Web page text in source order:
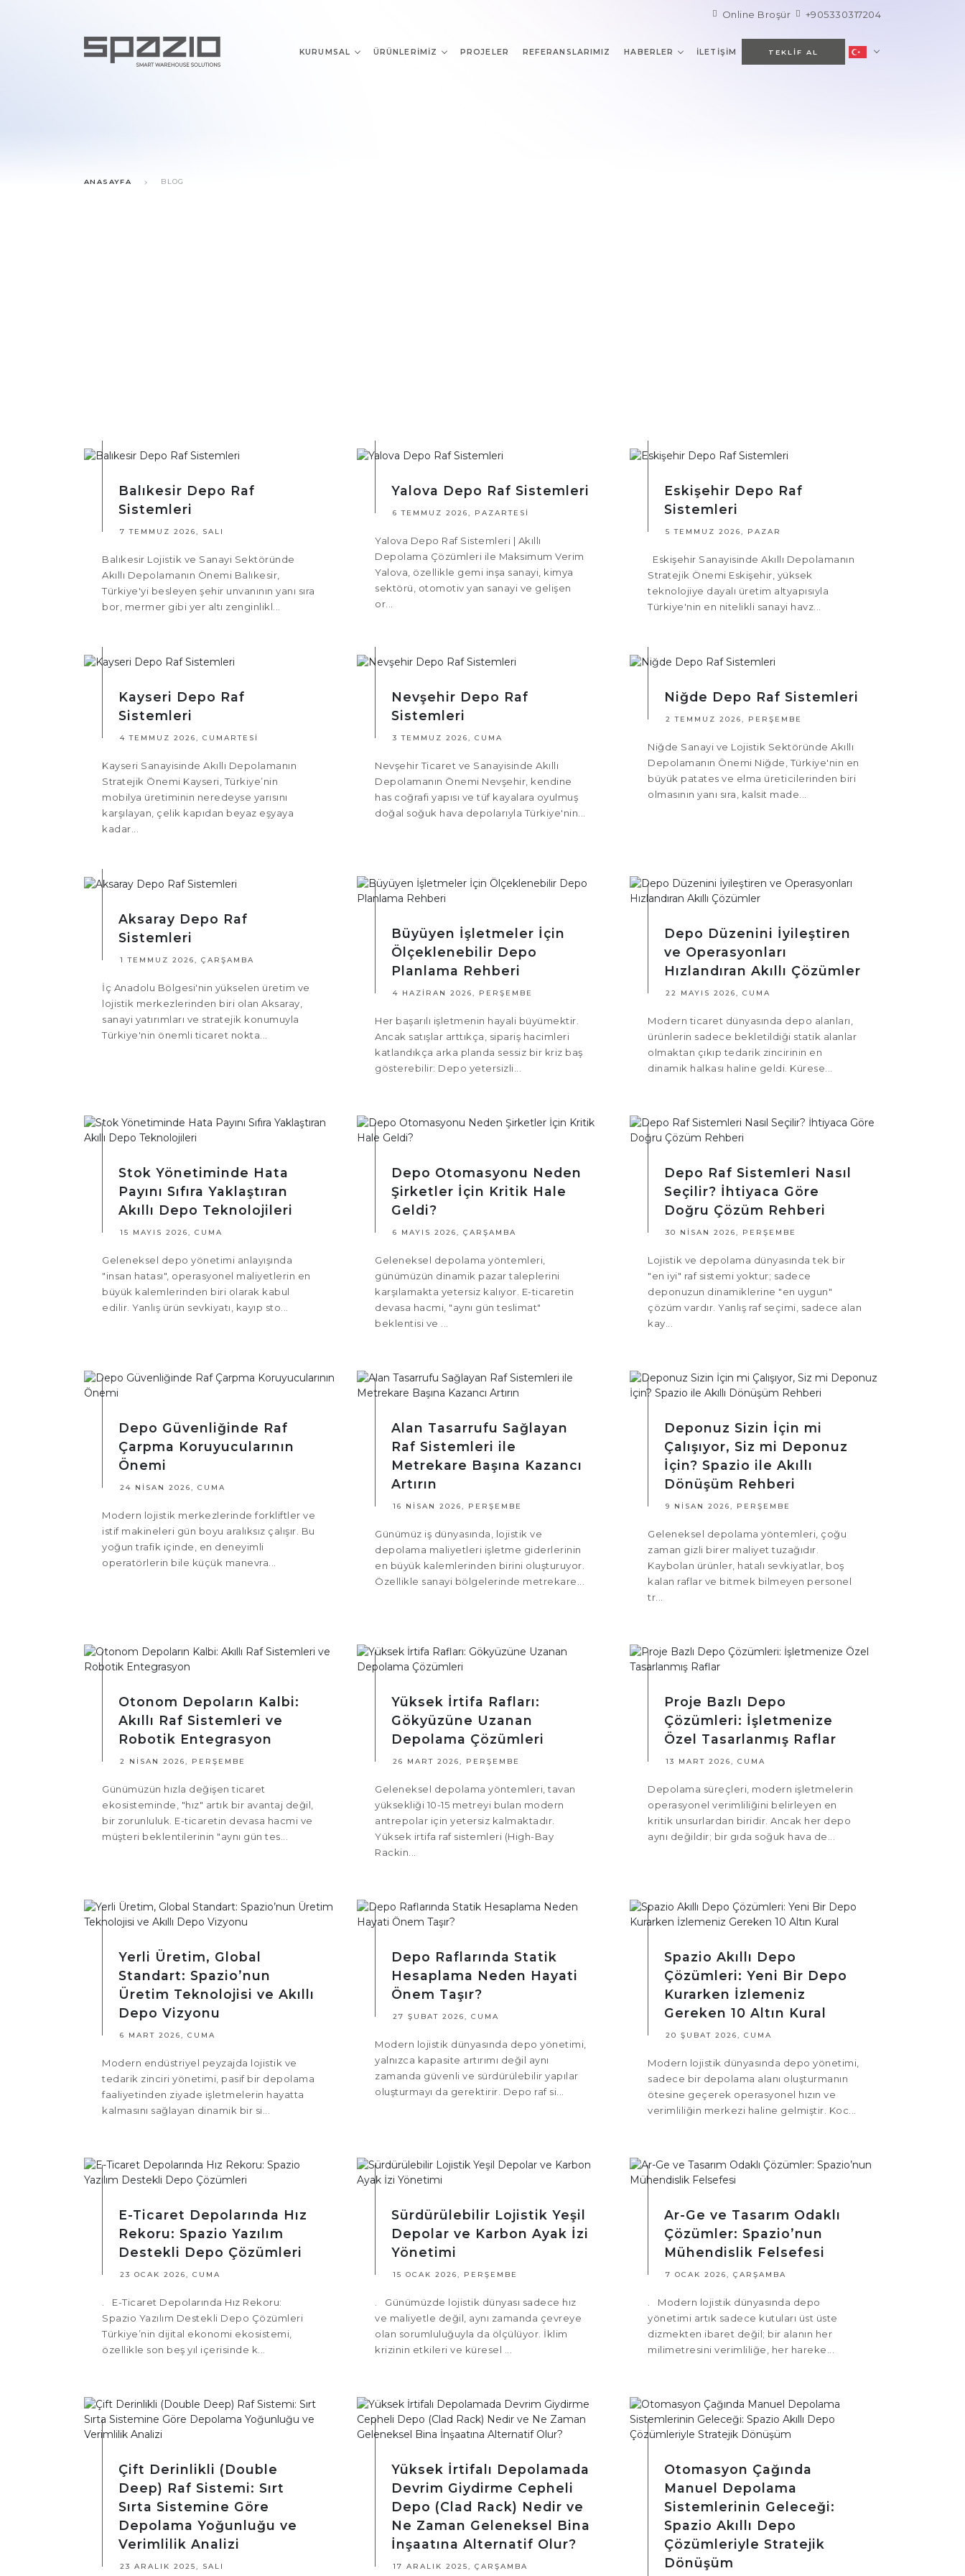
Online Broşür +905330317204
KURUMSAL ÜRÜNLERIMIZ PROJELER REFERANSLARIMIZ HABERLER İLETIŞIM TEKLIF AL
ANASAYFA BLOG
Balıkesir Depo Raf
Sistemleri
7 TEMMUZ 2026, SALI
Balıkesir Lojistik ve Sanayi Sektöründe
Akıllı Depolamanın Önemi Balıkesir,
Türkiye'yi besleyen şehir unvanının yanı sıra
bor, mermer gibi yer altı zenginlikl...
Yalova Depo Raf Sistemleri
6 TEMMUZ 2026, PAZARTESI
Yalova Depo Raf Sistemleri | Akıllı
Depolama Çözümleri ile Maksimum Verim
Yalova, özellikle gemi inşa sanayi, kimya
sektörü, otomotiv yan sanayi ve gelişen
or...
Eskişehir Depo Raf
Sistemleri
5 TEMMUZ 2026, PAZAR
Eskişehir Sanayisinde Akıllı Depolamanın
Stratejik Önemi Eskişehir, yüksek
teknolojiye dayalı üretim altyapısıyla
Türkiye'nin en nitelikli sanayi havz...
Kayseri Depo Raf
Sistemleri
4 TEMMUZ 2026, CUMARTESI
Kayseri Sanayisinde Akıllı Depolamanın
Stratejik Önemi Kayseri, Türkiye’nin
mobilya üretiminin neredeyse yarısını
karşılayan, çelik kapıdan beyaz eşyaya
kadar...
Nevşehir Depo Raf
Sistemleri
3 TEMMUZ 2026, CUMA
Nevşehir Ticaret ve Sanayisinde Akıllı
Depolamanın Önemi Nevşehir, kendine
has coğrafi yapısı ve tüf kayalara oyulmuş
doğal soğuk hava depolarıyla Türkiye'nin...
Niğde Depo Raf Sistemleri
2 TEMMUZ 2026, PERŞEMBE
Niğde Sanayi ve Lojistik Sektöründe Akıllı
Depolamanın Önemi Niğde, Türkiye'nin en
büyük patates ve elma üreticilerinden biri
olmasının yanı sıra, kalsit made...
Aksaray Depo Raf
Sistemleri
1 TEMMUZ 2026, ÇARŞAMBA
İç Anadolu Bölgesi'nin yükselen üretim ve
lojistik merkezlerinden biri olan Aksaray,
sanayi yatırımları ve stratejik konumuyla
Türkiye'nin önemli ticaret nokta...
Büyüyen İşletmeler İçin
Ölçeklenebilir Depo
Planlama Rehberi
4 HAZIRAN 2026, PERŞEMBE
Her başarılı işletmenin hayali büyümektir.
Ancak satışlar arttıkça, sipariş hacimleri
katlandıkça arka planda sessiz bir kriz baş
gösterebilir: Depo yetersizli...
Depo Düzenini İyileştiren
ve Operasyonları
Hızlandıran Akıllı Çözümler
22 MAYIS 2026, CUMA
Modern ticaret dünyasında depo alanları,
ürünlerin sadece bekletildiği statik alanlar
olmaktan çıkıp tedarik zincirinin en
dinamik halkası haline geldi. Kürese...
Stok Yönetiminde Hata
Payını Sıfıra Yaklaştıran
Akıllı Depo Teknolojileri
15 MAYIS 2026, CUMA
Geleneksel depo yönetimi anlayışında
"insan hatası", operasyonel maliyetlerin en
büyük kalemlerinden biri olarak kabul
edilir. Yanlış ürün sevkiyatı, kayıp sto...
Depo Otomasyonu Neden
Şirketler İçin Kritik Hale
Geldi?
6 MAYIS 2026, ÇARŞAMBA
Geleneksel depolama yöntemleri,
günümüzün dinamik pazar taleplerini
karşılamakta yetersiz kalıyor. E-ticaretin
devasa hacmi, "aynı gün teslimat"
beklentisi ve ...
Depo Raf Sistemleri Nasıl
Seçilir? İhtiyaca Göre
Doğru Çözüm Rehberi
30 NISAN 2026, PERŞEMBE
Lojistik ve depolama dünyasında tek bir
"en iyi" raf sistemi yoktur; sadece
deponuzun dinamiklerine "en uygun"
çözüm vardır. Yanlış raf seçimi, sadece alan
kay...
Depo Güvenliğinde Raf
Çarpma Koruyucularının
Önemi
24 NISAN 2026, CUMA
Modern lojistik merkezlerinde forkliftler ve
istif makineleri gün boyu aralıksız çalışır. Bu
yoğun trafik içinde, en deneyimli
operatörlerin bile küçük manevra...
Alan Tasarrufu Sağlayan
Raf Sistemleri ile
Metrekare Başına Kazancı
Artırın
16 NISAN 2026, PERŞEMBE
Günümüz iş dünyasında, lojistik ve
depolama maliyetleri işletme giderlerinin
en büyük kalemlerinden birini oluşturuyor.
Özellikle sanayi bölgelerinde metrekare...
Deponuz Sizin İçin mi
Çalışıyor, Siz mi Deponuz
İçin? Spazio ile Akıllı
Dönüşüm Rehberi
9 NISAN 2026, PERŞEMBE
Geleneksel depolama yöntemleri, çoğu
zaman gizli birer maliyet tuzağıdır.
Kaybolan ürünler, hatalı sevkiyatlar, boş
kalan raflar ve bitmek bilmeyen personel
tr...
Otonom Depoların Kalbi:
Akıllı Raf Sistemleri ve
Robotik Entegrasyon
2 NISAN 2026, PERŞEMBE
Günümüzün hızla değişen ticaret
ekosisteminde, "hız" artık bir avantaj değil,
bir zorunluluk. E-ticaretin devasa hacmi ve
müşteri beklentilerinin "aynı gün tes...
Yüksek İrtifa Rafları:
Gökyüzüne Uzanan
Depolama Çözümleri
26 MART 2026, PERŞEMBE
Geleneksel depolama yöntemleri, tavan
yüksekliği 10-15 metreyi bulan modern
antrepolar için yetersiz kalmaktadır.
Yüksek irtifa raf sistemleri (High-Bay
Rackin...
Proje Bazlı Depo
Çözümleri: İşletmenize
Özel Tasarlanmış Raflar
13 MART 2026, CUMA
Depolama süreçleri, modern işletmelerin
operasyonel verimliliğini belirleyen en
kritik unsurlardan biridir. Ancak her depo
aynı değildir; bir gıda soğuk hava de...
Yerli Üretim, Global
Standart: Spazio’nun
Üretim Teknolojisi ve Akıllı
Depo Vizyonu
6 MART 2026, CUMA
Modern endüstriyel peyzajda lojistik ve
tedarik zinciri yönetimi, pasif bir depolama
faaliyetinden ziyade işletmelerin hayatta
kalmasını sağlayan dinamik bir si...
Depo Raflarında Statik
Hesaplama Neden Hayati
Önem Taşır?
27 ŞUBAT 2026, CUMA
Modern lojistik dünyasında depo yönetimi,
yalnızca kapasite artırımı değil aynı
zamanda güvenli ve sürdürülebilir yapılar
oluşturmayı da gerektirir. Depo raf si...
Spazio Akıllı Depo
Çözümleri: Yeni Bir Depo
Kurarken İzlemeniz
Gereken 10 Altın Kural
20 ŞUBAT 2026, CUMA
Modern lojistik dünyasında depo yönetimi,
sadece bir depolama alanı oluşturmanın
ötesine geçerek operasyonel hızın ve
verimliliğin merkezi haline gelmiştir. Koc...
E-Ticaret Depolarında Hız
Rekoru: Spazio Yazılım
Destekli Depo Çözümleri
23 OCAK 2026, CUMA
. E-Ticaret Depolarında Hız Rekoru:
Spazio Yazılım Destekli Depo Çözümleri
Türkiye’nin dijital ekonomi ekosistemi,
özellikle son beş yıl içerisinde k...
Sürdürülebilir Lojistik Yeşil
Depolar ve Karbon Ayak İzi
Yönetimi
15 OCAK 2026, PERŞEMBE
. Günümüzde lojistik dünyası sadece hız
ve maliyetle değil, aynı zamanda çevreye
olan sorumluluğuyla da ölçülüyor. İklim
krizinin etkileri ve küresel ...
Ar-Ge ve Tasarım Odaklı
Çözümler: Spazio’nun
Mühendislik Felsefesi
7 OCAK 2026, ÇARŞAMBA
. Modern lojistik dünyasında depo
yönetimi artık sadece kutuları üst üste
dizmekten ibaret değil; bir alanın her
milimetresini verimliliğe, her hareke...
Çift Derinlikli (Double
Deep) Raf Sistemi: Sırt
Sırta Sistemine Göre
Depolama Yoğunluğu ve
Verimlilik Analizi
23 ARALIK 2025, SALI
Yüksek İrtifalı Depolamada
Devrim Giydirme Cepheli
Depo (Clad Rack) Nedir ve
Ne Zaman Geleneksel Bina
İnşaatına Alternatif Olur?
17 ARALIK 2025, ÇARŞAMBA
Otomasyon Çağında
Manuel Depolama
Sistemlerinin Geleceği:
Spazio Akıllı Depo
Çözümleriyle Stratejik
Dönüşüm